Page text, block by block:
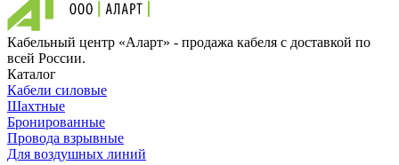
Кабельный центр «Аларт» - продажа кабеля с доставкой по
всей России.
Каталог
Кабели силовые
Шахтные
Бронированные
Провода взрывные
Для воздушных линий